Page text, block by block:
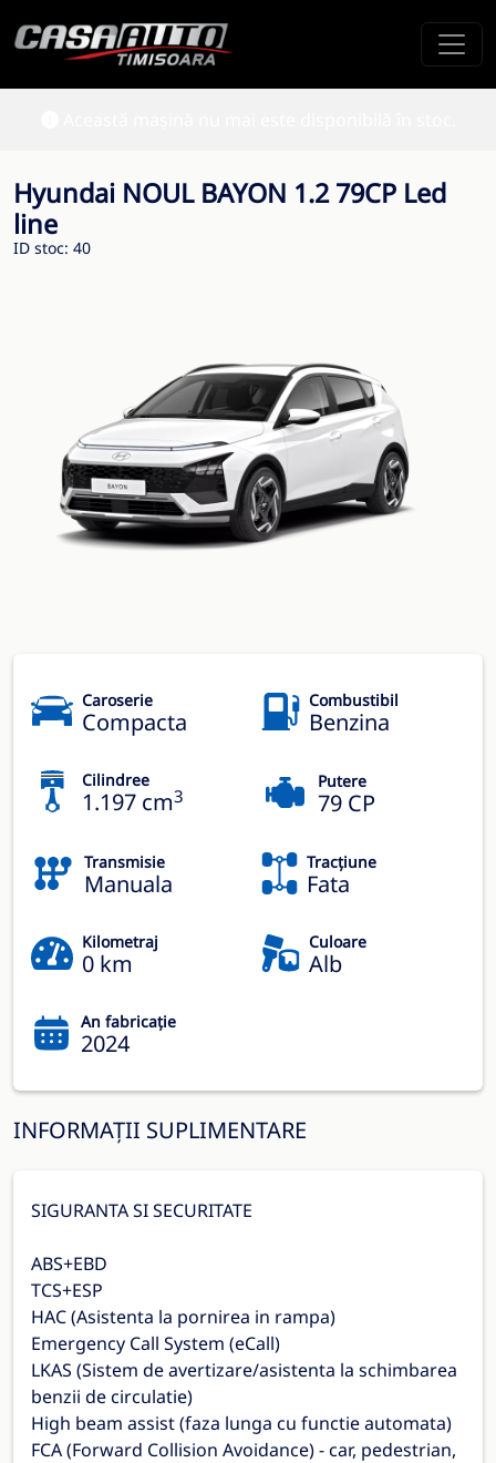
Hyundai NOUL BAYON 1.2 79CP Led
line
ID stoc: 40
Caroserie
Compacta
Combustibil
Benzina
Cilindree
1.197 cm3
Putere
79 CP
Transmisie
Manuala
Tracțiune
Fata
Kilometraj
0 km
Culoare
Alb
An fabricație
2024
INFORMAȚII SUPLIMENTARE
SIGURANTA SI SECURITATE
ABS+EBD
TCS+ESP
HAC (Asistenta la pornirea in rampa)
Emergency Call System (eCall)
LKAS (Sistem de avertizare/asistenta la schimbarea
benzii de circulatie)
High beam assist (faza lunga cu functie automata)
FCA (Forward Collision Avoidance) - car, pedestrian,